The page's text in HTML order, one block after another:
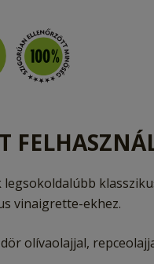
vinaigrette-ekhez.
olívaolajjal,